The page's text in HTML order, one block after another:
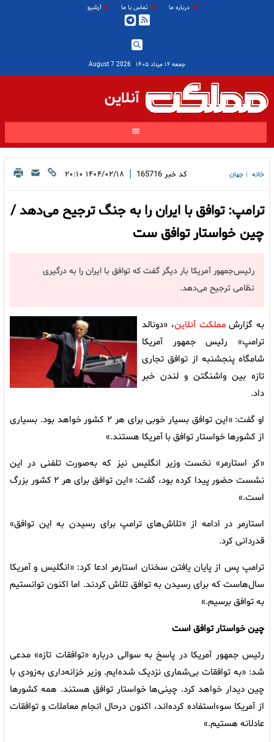
درباره ما تماس با ما آرشیو
جمعه ۱۶ مرداد ۱۴۰۵ |
2026 August 7
آنلاین
خانه جهان کد خبر 165716
| ۱۴۰۴/۰۲/۱۸ ۲۰:۱۰
ترامپ: توافق با ایران را به جنگ ترجیح می‌دهد /
چین خواستار توافق ست
رئیس‌جمهور آمریکا بار دیگر گفت که توافق با ایران را به درگیری
نظامی ترجیح می‌دهد.
به گزارشمملکت آنلاین، «دونالد
ترامپ» رئیس جمهور آمریکا
شامگاه پنجشنبه از توافق تجاری
تازه بین واشنگتن و لندن خبر
داد.
او گفت: «این توافق بسیار خوبی برای هر ۲ کشور خواهد بود. بسیاری
از کشورها خواستار توافق با آمریکا هستند.»
«کر استارمر» نخست وزیر انگلیس نیز که به‌صورت تلفنی در این
نشست حضور پیدا کرده بود، گفت: «این توافق برای هر ۲ کشور بزرگ
است.»
استارمر در ادامه از «تلاش‌های ترامپ برای رسیدن به این توافق»
قدردانی کرد.
ترامپ پس از پایان یافتن سخنان استارمر ادعا کرد: «انگلیس و آمریکا
سال‌هاست که برای رسیدن به توافق تلاش کردند. اما اکنون توانستیم
به توافق برسیم.»
چین خواستار توافق است
رئیس جمهور آمریکا در پاسخ به سوالی درباره «توافقات تازه» مدعی
شد: «به توافقات بی‌شماری نزدیک شده‌ایم. وزیر خزانه‌داری به‌زودی با
چین دیدار خواهد کرد. چینی‌ها خواستار توافق هستند. همه کشورها
از آمریکا سوءاستفاده کرده‌اند، اکنون درحال انجام معاملات و توافقات
عادلانه هستیم.»